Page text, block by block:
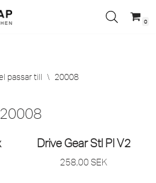
0
passar till \ 20008
20008
Drive Gear Stl Pl V2
258,00 SEK